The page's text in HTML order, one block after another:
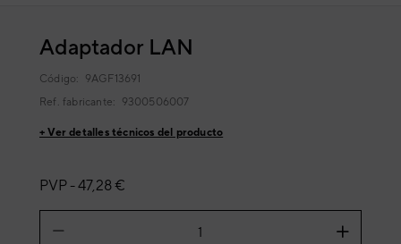
Adaptador LAN
Código: 9AGF13691
Ref. fabricante: 9300506007
+ Ver detalles técnicos del producto
PVP -47,28 €